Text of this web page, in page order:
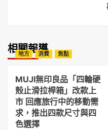
相關報導
地方 消費 焦點
MUJI無印良品「四輪硬
殼止滑拉桿箱」改款上
市 回應旅行中的移動需
求，推出四款尺寸與四
色選擇